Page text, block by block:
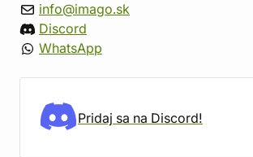
info@imago.sk
Discord
WhatsApp
Pridaj sa na Discord!